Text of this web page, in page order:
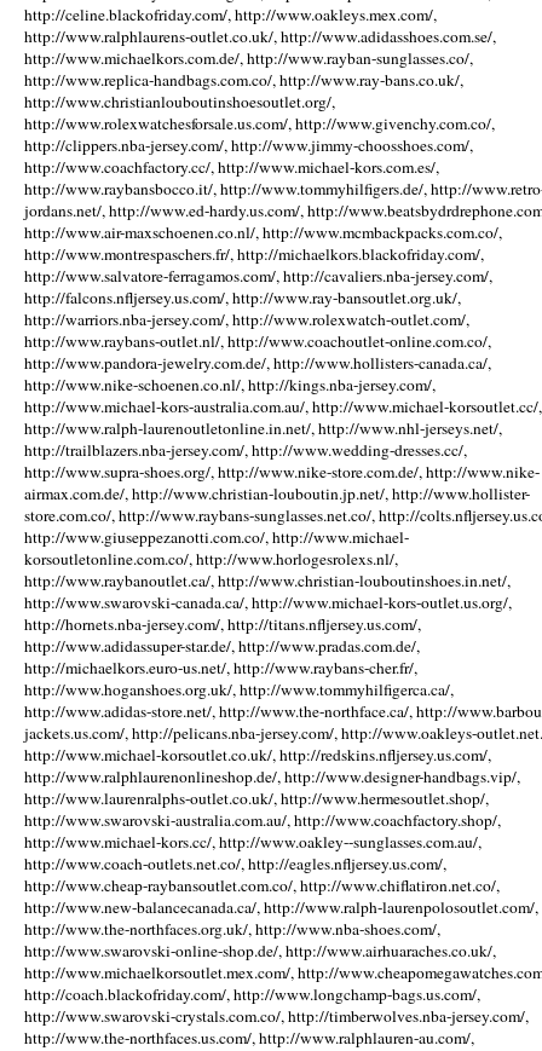
http://celine.blackofriday.com/, http://www.oakleys.mex.com/,
http://www.ralphlaurens-outlet.co.uk/, http://www.adidasshoes.com.se/,
http://www.michaelkors.com.de/, http://www.rayban-sunglasses.co/,
http://www.replica-handbags.com.co/, http://www.ray-bans.co.uk/,
http://www.christianlouboutinshoesoutlet.org/,
http://www.rolexwatchesforsale.us.com/, http://www.givenchy.com.co/,
http://clippers.nba-jersey.com/, http://www.jimmy-choosshoes.com/,
http://www.coachfactory.cc/, http://www.michael-kors.com.es/,
http://www.raybansbocco.it/, http://www.tommyhilfigers.de/, http://
jordans.net/, http://www.ed-hardy.us.com/, http://
http://www.air-maxschoenen.co.nl/, http://www.mcmbackpacks.com.co/,
http://www.montrespaschers.fr/, http://michaelkors.blackofriday.com/,
http://www.salvatore-ferragamos.com/, http://cavaliers.nba-jersey.com/,
http://falcons.nfljersey.us.com/, http://www.ray-bansoutlet.org.uk/,
http://warriors.nba-jersey.com/, http://www.rolexwatch-outlet.com/,
http://www.raybans-outlet.nl/, http://www.coachoutlet-online.com.co/,
http://www.pandora-jewelry.com.de/, http://www.hollisters-canada.ca/,
http://www.nike-schoenen.co.nl/, http://kings.nba-jersey.com/,
http://www.michael-kors-australia.com.au/, http://www.michael-korsoutlet.cc/,
http://www.ralph-laurenoutletonline.in.net/, http://www.nhl-jerseys.net/,
http://trailblazers.nba-jersey.com/, http://www.wedding-dresses.cc/,
http://www.supra-shoes.org/, http://www.nike-store.com.de/, http://www.nike-
airmax.com.de/, http://www.christian-louboutin.jp.net/, http://www.hollister-
store.com.co/, http://www.raybans-sunglasses.net.co/, http://
http://www.giuseppezanotti.com.co/, http://www.michael-
korsoutletonline.com.co/, http://www.horlogesrolexs.nl/,
http://www.raybanoutlet.ca/, http://www.christian-louboutinshoes.in.net/,
http://www.swarovski-canada.ca/, http://www.michael-kors-outlet.us.org/,
http://hornets.nba-jersey.com/, http://titans.nfljersey.us.com/,
http://www.adidassuper-star.de/, http://www.pradas.com.de/,
http://michaelkors.euro-us.net/, http://www.raybans-cher.fr/,
http://www.hoganshoes.org.uk/, http://www.tommyhilfigerca.ca/,
http://www.adidas-store.net/, http://www.the-northface.ca/, http://
jackets.us.com/, http://pelicans.nba-jersey.com/, http://www.oakleys-
http://www.michael-korsoutlet.co.uk/, http://redskins.nfljersey.us.com/,
http://www.ralphlaurenonlineshop.de/, http://www.designer-handbags.vip/,
http://www.laurenralphs-outlet.co.uk/, http://www.hermesoutlet.shop/,
http://www.swarovski-australia.com.au/, http://www.coachfactory.shop/,
http://www.michael-kors.cc/, http://www.oakley--sunglasses.com.au/,
http://www.coach-outlets.net.co/, http://eagles.nfljersey.us.com/,
http://www.cheap-raybansoutlet.com.co/, http://www.chiflatiron.net.co/,
http://www.new-balancecanada.ca/, http://www.ralph-laurenpolosoutlet.com/,
http://www.the-northfaces.org.uk/, http://www.nba-shoes.com/,
http://www.swarovski-online-shop.de/, http://www.airhuaraches.co.uk/,
http://www.michaelkorsoutlet.mex.com/, http://
http://coach.blackofriday.com/, http://www.longchamp-bags.us.com/,
http://www.swarovski-crystals.com.co/, http://timberwolves.nba-jersey.com/,
http://www.the-northfaces.us.com/, http://www.ralphlauren-au.com/,